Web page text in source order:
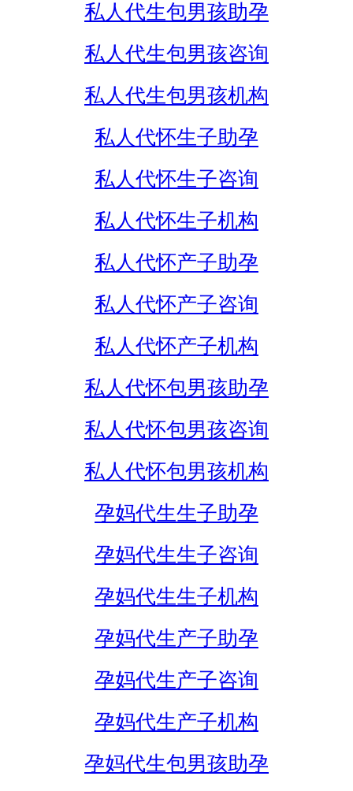
私人代生包男孩助孕
私人代生包男孩咨询
私人代生包男孩机构
私人代怀生子助孕
私人代怀生子咨询
私人代怀生子机构
私人代怀产子助孕
私人代怀产子咨询
私人代怀产子机构
私人代怀包男孩助孕
私人代怀包男孩咨询
私人代怀包男孩机构
孕妈代生生子助孕
孕妈代生生子咨询
孕妈代生生子机构
孕妈代生产子助孕
孕妈代生产子咨询
孕妈代生产子机构
孕妈代生包男孩助孕